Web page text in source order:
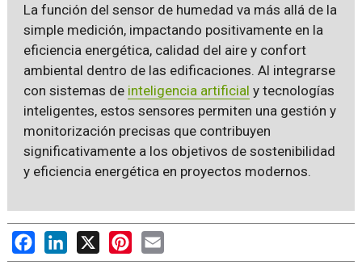
La función del sensor de humedad va más allá de la
simple medición, impactando positivamente en la
eficiencia energética, calidad del aire y confort
ambiental dentro de las edificaciones. Al integrarse
con sistemas de inteligencia artificial y tecnologías
inteligentes, estos sensores permiten una gestión y
monitorización precisas que contribuyen
significativamente a los objetivos de sostenibilidad
y eficiencia energética en proyectos modernos.
FacebookLinkedIn
X PinterestEmail